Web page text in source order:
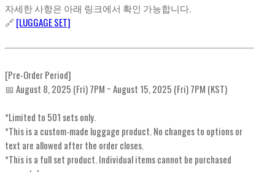
자세한 사항은 아래 링크에서 확인 가능합니다.
🔗 [LUGGAGE SET]
[Pre-Order Period]
📅 August 8, 2025 (Fri) 7PM ~ August 15, 2025 (Fri) 7PM (KST)
*Limited to 501 sets only.
*This is a custom-made luggage product. No changes to options or
text are allowed after the order closes.
*This is a full set product. Individual items cannot be purchased